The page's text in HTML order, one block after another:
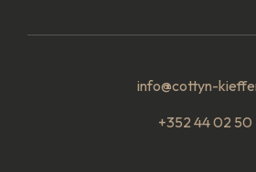
info@cottyn-
+352 44 02 50